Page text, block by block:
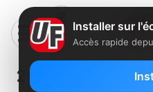
214 – IDF1
Installer sur
Accès rapide